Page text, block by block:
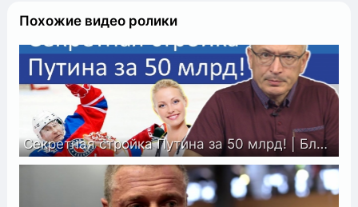
Похожие видео ролики
Секретная стройка Путина за 50 млрд! | Блог Ходорковского